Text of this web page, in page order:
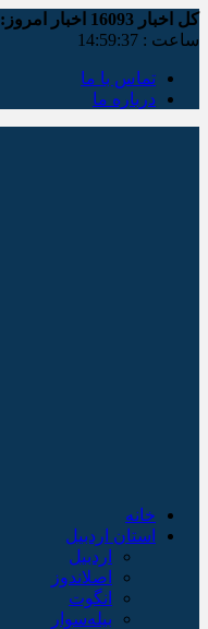
کل اخبار اخبار امروز:
ساعت : 14:59:37
تماس با ما
درباره ما
خانه
استان اردبیل
اردبیل
اصلاندوز
انگوت
بیله‌سوار